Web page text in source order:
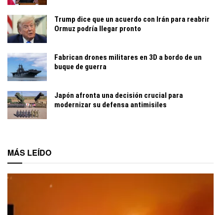
Trump dice que un acuerdo con Irán para reabrir
Ormuz podría llegar pronto
Fabrican drones militares en 3D a bordo de un
buque de guerra
Japón afronta una decisión crucial para
modernizar su defensa antimisiles
MÁS LEÍDO